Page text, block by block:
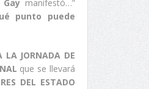
manifestó…”
punto puede
LA JORNADA DE
que se llevará
DEL ESTADO